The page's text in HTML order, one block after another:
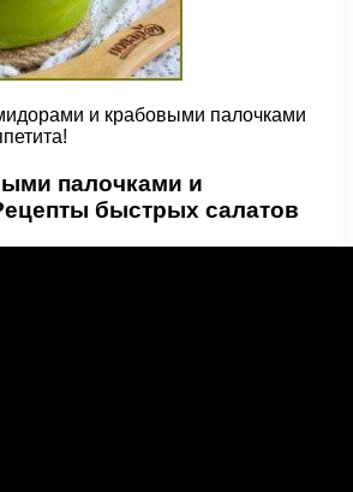
и крабовыми палочками
палочками и
быстрых салатов